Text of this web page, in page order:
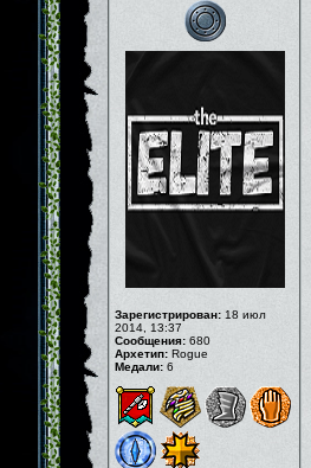
Зарегистрирован: 18 июл
2014, 13:37
Сообщения: 680
Архетип: Rogue
Медали: 6